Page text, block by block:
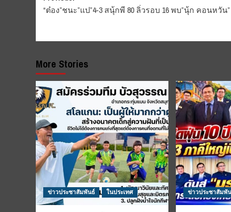
navigation
“ต๋อง”ชนะ”แป”4-3​ สนุ้กพี​ 80 ลิ่วรอบ​ 16​ พบ”นุ้ก​ คอนหวัน”
More Stories
ข่าวประชาสัมพันธ์ ในประเทศ ข่าวประชาสัมพั